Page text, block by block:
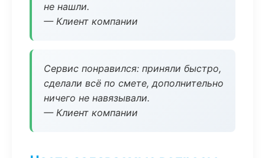
не нашли.
— Клиент компании
Сервис понравился: приняли быстро,
сделали всё по смете, дополнительно
ничего не навязывали.
— Клиент компании